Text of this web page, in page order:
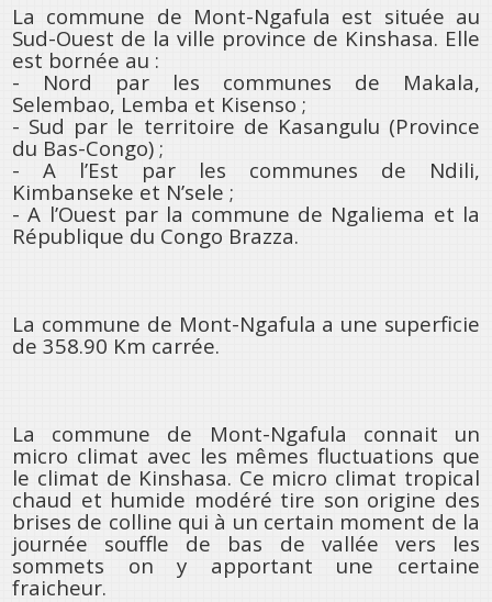
La commune de Mont-Ngafula est située au
Sud-Ouest de la ville province de Kinshasa. Elle
est bornée au :
- Nord par les communes de Makala,
Selembao, Lemba et Kisenso ;
- Sud par le territoire de Kasangulu (Province
du Bas-Congo) ;
- A l’Est par les communes de Ndili,
Kimbanseke et N’sele ;
- A l’Ouest par la commune de Ngaliema et la
République du Congo Brazza.
La commune de Mont-Ngafula a une superficie
de 358.90 Km carrée.
La commune de Mont-Ngafula connait un
micro climat avec les mêmes fluctuations que
le climat de Kinshasa. Ce micro climat tropical
chaud et humide modéré tire son origine des
brises de colline qui à un certain moment de la
journée souffle de bas de vallée vers les
sommets on y apportant une certaine
fraicheur.